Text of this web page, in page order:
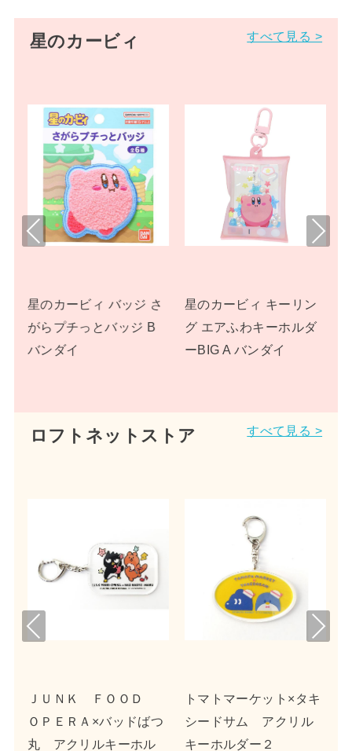
星のカービィ すべて見る >
星のカービィ バッジ さ
がらプチっとバッジ B
バンダイ
星のカービィ キーリン
グ エアふわキーホルダ
ーBIG A バンダイ
Pre
Nex
ロフトネットストア すべて見る >
ＪＵＮＫ ＦＯＯＤ
ＯＰＥＲＡ×バッドばつ
丸 アクリルキーホル
トマトマーケット×タキ
シードサム アクリル
キーホルダー２
Pre
Nex